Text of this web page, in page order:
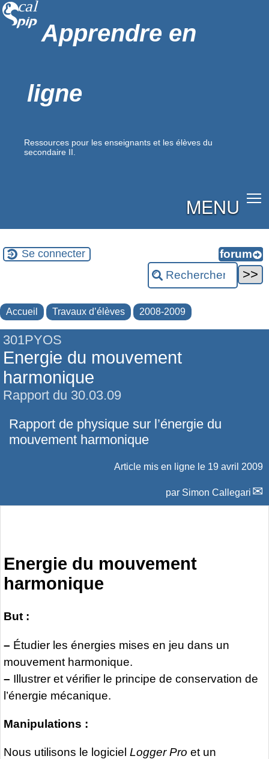
Apprendre en
ligne
Ressources pour les enseignants et les élèves du
secondaire II.
MENU
Se connecter
Accueil Travaux d’élèves 2008-2009
301PYOS
Energie du mouvement
harmonique
Rapport du 30.03.09
Rapport de physique sur l’énergie du
mouvement harmonique
Article mis en ligne le 19 avril 2009
par Simon Callegari
Energie du mouvement
harmonique
But :
– Étudier les énergies mises en jeu dans un
mouvement harmonique.
– Illustrer et vérifier le principe de conservation de
l’énergie mécanique.
Manipulations :
Nous utilisons le logiciel Logger Pro et un